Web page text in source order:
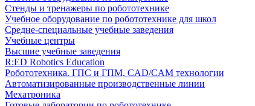
Стенды и тренажеры по робототехнике
Учебное оборудование по робототехнике для школ
Средне-специальные учебные заведения
Учебные центры
Высшие учебные заведения
R:ED Robotics Education
Робототехника. ГПС и ГПМ, CAD/CAM технологии
Автоматизированные производственные линии
Мехатроника